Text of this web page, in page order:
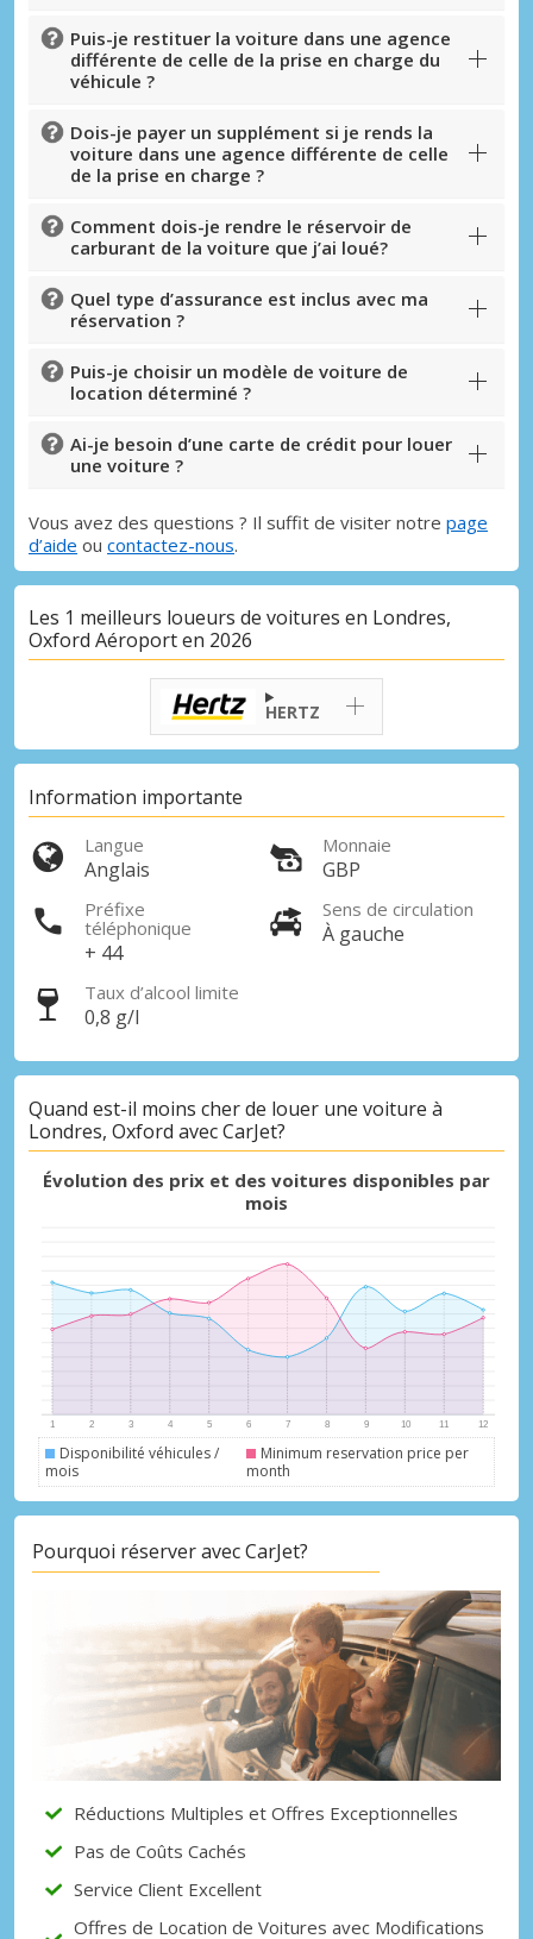
Accédez à toutes vos réservations en un
seul endroit
Puis-je restituer la voiture dans une agence
différente de celle de la prise en charge du
véhicule ?
Dois-je payer un supplément si je rends la
voiture dans une agence différente de celle
de la prise en charge ?
Comment dois-je rendre le réservoir de
carburant de la voiture que j’ai loué?
Quel type d’assurance est inclus avec ma
réservation ?
Puis-je choisir un modèle de voiture de
location déterminé ?
Ai-je besoin d’une carte de crédit pour louer
une voiture ?
Vous avez des questions ? Il suffit de visiter notre page
d’aide ou contactez-nous.
Les 1 meilleurs loueurs de voitures en Londres,
Oxford Aéroport en 2026
HERTZ
Information importante
Langue
Anglais
Monnaie
GBP
Préfixe
téléphonique
+ 44
Sens de circulation
À gauche
Taux d’alcool limite
0,8 g/l
Quand est-il moins cher de louer une voiture à
Londres, Oxford avec CarJet?
Évolution des prix et des voitures disponibles par
mois
Disponibilité véhicules /
mois
Minimum reservation price per
month
Pourquoi réserver avec CarJet?
Réductions Multiples et Offres Exceptionnelles
Pas de Coûts Cachés
Service Client Excellent
Offres de Location de Voitures avec Modifications